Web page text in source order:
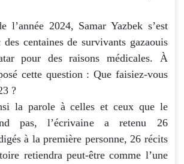
l’année 2024, Samar Yazbek s’est
des centaines de survivants gazaouis
pour des raisons médicales. À
cette question : Que faisiez-vous
?
la parole à celles et ceux que le
pas, l’écrivaine a retenu 26
à la première personne, 26 récits
retiendra peut-être comme l’une